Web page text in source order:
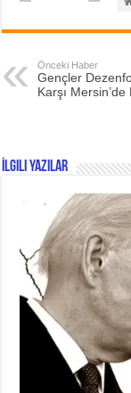
Önceki Haber
Gençler
Karşı Mersin’de
İlgili Yazılar